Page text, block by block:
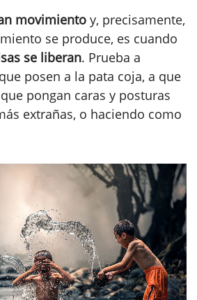
movimiento y, precisamente,
se produce, es cuando
se liberan. Prueba a
posen a la pata coja, a que
pongan caras y posturas
extrañas, o haciendo como